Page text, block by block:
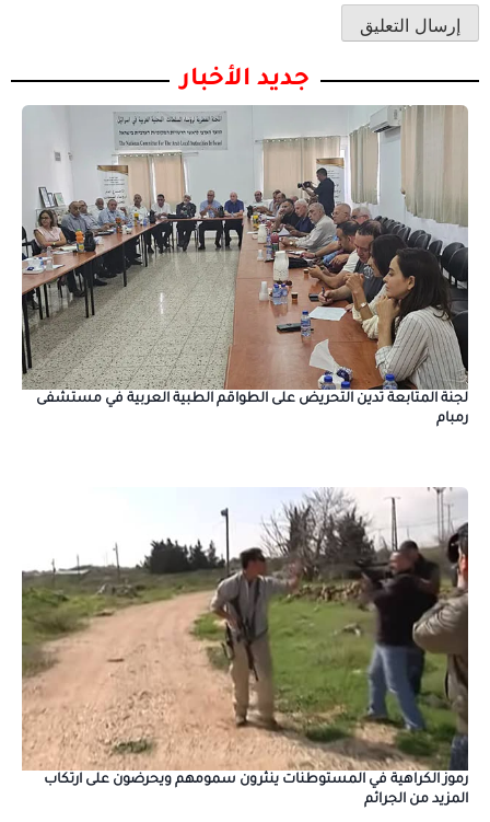
جديد الأخبار
لجنة المتابعة تدين التحريض على الطواقم الطبية العربية في مستشفى
رمبام
رموز الكراهية في المستوطنات ينثرون سمومهم ويحرضون على ارتكاب
المزيد من الجرائم